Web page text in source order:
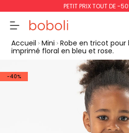
PETIT PRIX TOUT DE -
Accueil Mini Robe en tricot pour
imprimé floral en bleu et rose.
-40%